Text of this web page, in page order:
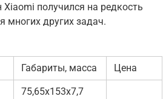
получился на редкость
многих других задач.
Габариты, масса Цена
75,65x153x7,7